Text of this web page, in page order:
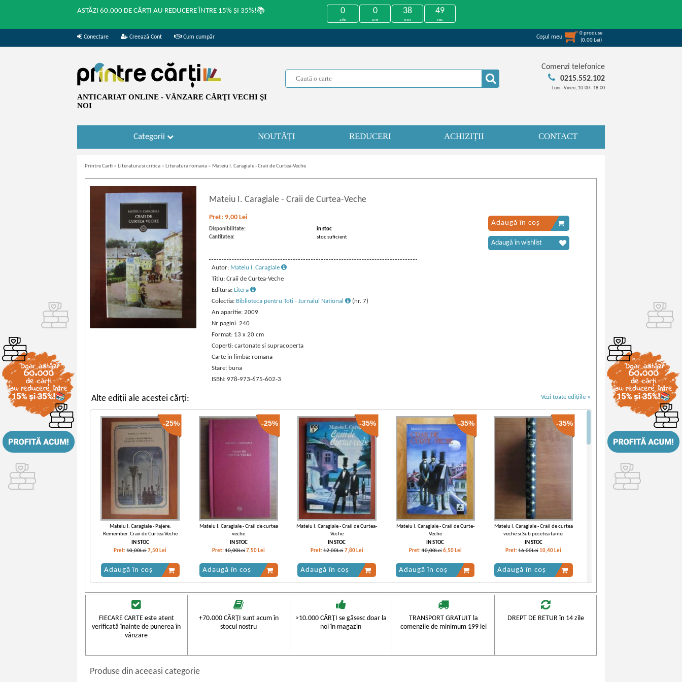
ASTĂZI 60.000 DE CĂRȚI AU REDUCERE ÎNTRE 15% ȘI 35%!📚 0
zile
0
ore
38
min
48
sec
Conectare Creează Cont Cum cumpăr Coşul meu
0produse
(0,00 Lei)
ANTICARIAT ONLINE - VÂNZARE CĂRŢI VECHI ŞI
NOI
Comenzi telefonice
0215.552.102
Luni - Vineri, 10:00 - 18:00
Categorii NOUTĂȚI REDUCERI ACHIZIȚII CONTACT
Printre Carti » Literatura si critica » Literatura romana » Mateiu I. Caragiale - Craii de Curtea-Veche
Mateiu I. Caragiale - Craii de Curtea-Veche
Pret: 9,00 Lei
Disponibilitate:
in stoc
Cantitatea:
stoc suficient
Autor: Mateiu I. Caragiale
Titlu: Craii de Curtea-Veche
Editura: Litera
Colectia: Biblioteca pentru Toti - Jurnalul National
(nr. 7)
An aparitie: 2009
Nr pagini: 240
Format: 13 x 20 cm
Coperti: cartonate si supracoperta
Carte in limba: romana
Stare: buna
ISBN: 978-973-675-602-3
Adaugă în coș
Adaugă în wishlist
Alte ediții ale acestei cărți: Vezi toate edițiile »
-25%
Mateiu I. Caragiale - Pajere.
Remember. Craii de Curtea Veche
IN STOC
Pret:10,00Lei 7,50 Lei
Adaugă în coș
-25%
Mateiu I. Caragiale - Craii de curtea
veche
IN STOC
Pret:10,00Lei 7,50 Lei
Adaugă în coș
-35%
Mateiu I. Caragiale - Craii de Curtea-
Veche
IN STOC
Pret:12,00Lei 7,80 Lei
Adaugă în coș
-35%
Mateiu I. Caragiale - Craii de Curte-
Veche
IN STOC
Pret:10,00Lei 6,50 Lei
Adaugă în coș
-35%
Mateiu I. Caragiale - Craii de curtea
veche si Sub pecetea tainei
IN STOC
Pret:16,00Lei 10,40 Lei
Adaugă în coș
-35% -25% -25% -35% -35%
FIECARE CARTE este atent
verificată înainte de punerea în
vânzare
+70.000 CĂRŢI sunt acum în
stocul nostru
>10.000 CĂRŢI se găsesc doar la
noi în magazin
TRANSPORT GRATUIT la
comenzile de minimum 199 lei
DREPT DE RETUR în 14 zile
Produse din aceeasi categorie